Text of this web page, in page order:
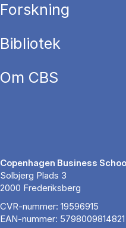
Forskning
Bibliotek
Om CBS
Copenhagen Business
Solbjerg Plads 3
2000 Frederiksberg
CVR-nummer: 19596915
EAN-nummer: 5798009814821